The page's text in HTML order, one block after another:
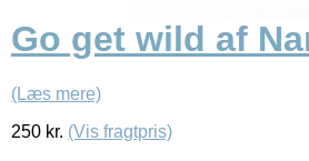
Go get wild af
(Læs mere)
250 kr. (Vis fragtpris)